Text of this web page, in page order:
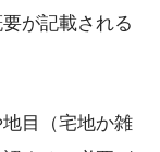
が記載される
目（宅地か雑